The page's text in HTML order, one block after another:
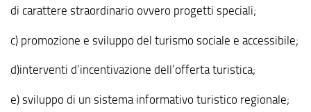
di carattere straordinario ovvero progetti speciali;
c) promozione e sviluppo del turismo sociale e accessibile;
d)interventi d’incentivazione dell’offerta turistica;
e) sviluppo di un sistema informativo turistico regionale;